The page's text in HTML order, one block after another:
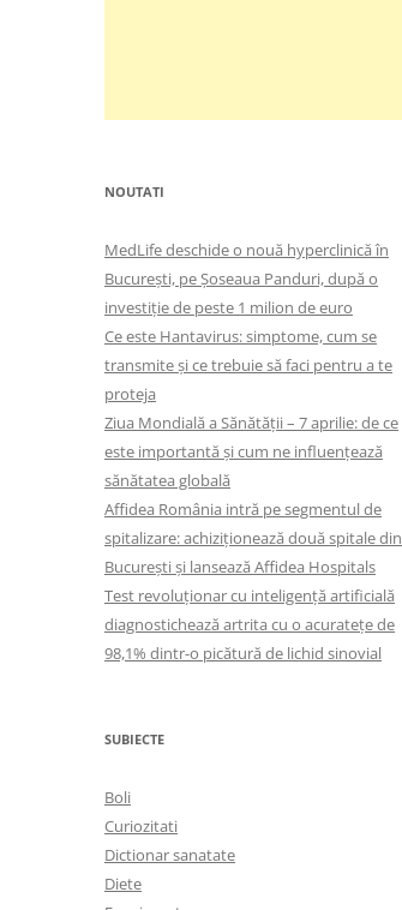
NOUTATI
MedLife deschide o nouă hyperclinică în
București, pe Șoseaua Panduri, după o
investiție de peste 1 milion de euro
Ce este Hantavirus: simptome, cum se
transmite și ce trebuie să faci pentru a te
proteja
Ziua Mondială a Sănătății – 7 aprilie: de ce
este importantă și cum ne influențează
sănătatea globală
Affidea România intră pe segmentul de
spitalizare: achiziționează două spitale din
București și lansează Affidea Hospitals
Test revoluționar cu inteligență artificială
diagnostichează artrita cu o acuratețe de
98,1% dintr-o picătură de lichid sinovial
SUBIECTE
Boli
Curiozitati
Dictionar sanatate
Diete